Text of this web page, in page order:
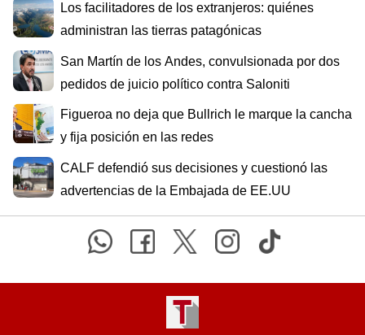
Los facilitadores de los extranjeros: quiénes
administran las tierras patagónicas
San Martín de los Andes, convulsionada por dos
pedidos de juicio político contra Saloniti
Figueroa no deja que Bullrich le marque la cancha
y fija posición en las redes
CALF defendió sus decisiones y cuestionó las
advertencias de la Embajada de EE.UU